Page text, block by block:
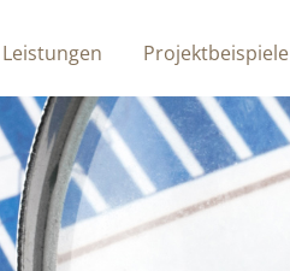
Leistungen Projektbeispiele